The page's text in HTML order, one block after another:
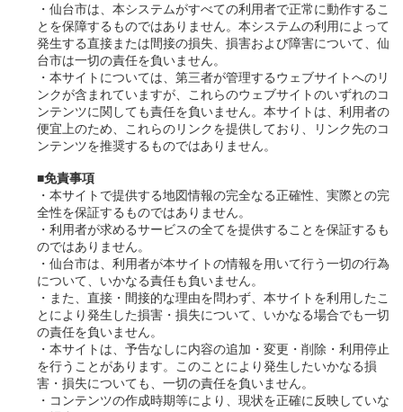
・仙台市は、本システムがすべての利用者で正常に動作するこ
とを保障するものではありません。本システムの利用によって
発生する直接または間接の損失、損害および障害について、仙
台市は一切の責任を負いません。
・本サイトについては、第三者が管理するウェブサイトへのリ
ンクが含まれていますが、これらのウェブサイトのいずれのコ
ンテンツに関しても責任を負いません。本サイトは、利用者の
便宜上のため、これらのリンクを提供しており、リンク先のコ
ンテンツを推奨するものではありません。
■免責事項
・本サイトで提供する地図情報の完全なる正確性、実際との完
全性を保証するものではありません。
・利用者が求めるサービスの全てを提供することを保証するも
のではありません。
・仙台市は、利用者が本サイトの情報を用いて行う一切の行為
について、いかなる責任も負いません。
・また、直接・間接的な理由を問わず、本サイトを利用したこ
とにより発生した損害・損失について、いかなる場合でも一切
の責任を負いません。
・本サイトは、予告なしに内容の追加・変更・削除・利用停止
を行うことがあります。このことにより発生したいかなる損
害・損失についても、一切の責任を負いません。
・コンテンツの作成時期等により、現状を正確に反映していな